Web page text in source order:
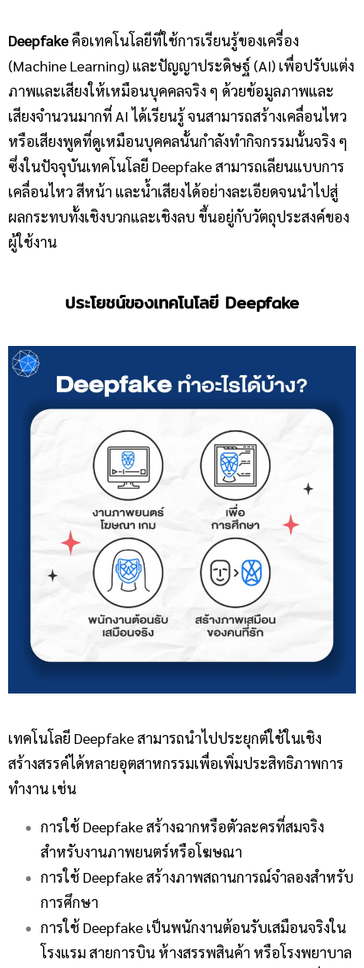
Deepfakeคือเทคโนโลยีที่ใช้การเรียนรู้ของเครื่อง
(Machine Learning) และปัญญาประดิษฐ์ (AI) เพื่อปรับแต่ง
ภาพและเสียงให้เหมือนบุคคลจริง ๆ ด้วยข้อมูลภาพและ
เสียงจำนวนมากที่ AI ได้เรียนรู้ จนสามารถสร้างเคลื่อนไหว
หรือเสียงพูดที่ดูเหมือนบุคคลนั้นกำลังทำกิจกรรมนั้นจริง ๆ
ซึ่งในปัจจุบันเทคโนโลยี Deepfake สามารถเลียนแบบการ
เคลื่อนไหว สีหน้า และน้ำเสียงได้อย่างละเอียดจนนำไปสู่
ผลกระทบทั้งเชิงบวกและเชิงลบ ขึ้นอยู่กับวัตถุประสงค์ของ
ผู้ใช้งาน
ประโยชน์ของเทคโนโลยี Deepfake
เทคโนโลยี Deepfake สามารถนำไปประยุกต์ใช้ในเชิง
สร้างสรรค์ได้หลายอุตสาหกรรมเพื่อเพิ่มประสิทธิภาพการ
ทำงาน เช่น
การใช้ Deepfake สร้างฉากหรือตัวละครที่สมจริง
สำหรับงานภาพยนตร์หรือโฆษณา
การใช้ Deepfake สร้างภาพสถานการณ์จำลองสำหรับ
การศึกษา
การใช้ Deepfake เป็นพนักงานต้อนรับเสมือนจริงใน
โรงแรม สายการบิน ห้างสรรพสินค้า หรือโรงพยาบาล